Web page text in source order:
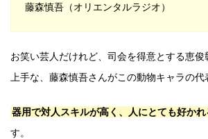
藤森慎吾（オリエンタルラジオ）
お笑い芸人だけれど、司会を得意とする恵俊
上手な、藤森慎吾さんがこの動物キャラの代
器用で対人スキルが高く、人にとても好か
す。